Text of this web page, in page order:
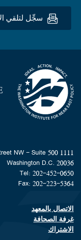
سجِّل لتلقي
Homepage
1111 19th Street NW - Suite 500
Washington D.C. 20036
Tel: 202-452-0650
Fax: 202-223-5364
contact links
الاتصال بالمعهد
غرفة الصحافة
الاشتراك